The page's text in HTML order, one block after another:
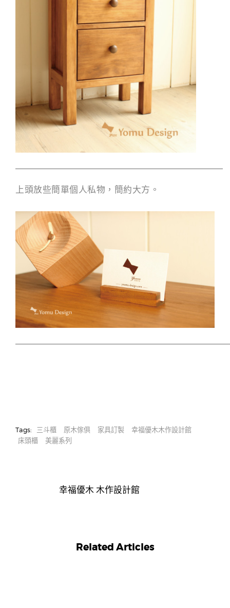
上頭放些簡單個人私物，簡約大方。
Tags: 三斗櫃 原木傢俱 家具訂製
幸福優木木作設計館
床頭櫃
美麗系列
幸福優木 木作設計館
Related Articles